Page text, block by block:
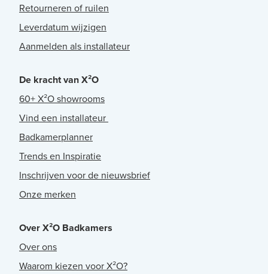
Retourneren of ruilen
Leverdatum wijzigen
Aanmelden als installateur
De kracht van X²O
60+ X²O showrooms
Vind een installateur
Badkamerplanner
Trends en Inspiratie
Inschrijven voor de nieuwsbrief
Onze merken
Over X²O Badkamers
Over ons
Waarom kiezen voor X²O?